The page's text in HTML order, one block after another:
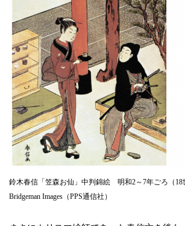
鈴木春信「笠森お仙」中判錦絵 明和2～7年ごろ（18
Bridgeman Images（PPS通信社）